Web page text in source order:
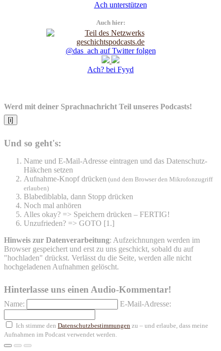
Ach unterstützen
Auch hier:
@das_ach auf Twitter folgen
Ach? bei Fyyd
Werd mit deiner Sprachnachricht Teil unseres Podcasts!
[i]
Und so geht's:
Name und E-Mail-Adresse eintragen und das Datenschutz-
Häkchen setzen
Aufnahme-Knopf drücken (und dem Browser den Mikrofonzugriff
erlauben)
Blabediblabla, dann Stopp drücken
Noch mal anhören
Alles okay? => Speichern drücken – FERTIG!
Unzufrieden? => GOTO [1.]
Hinweis zur Datenverarbeitung: Aufzeichnungen werden im
Browser gespeichert und erst zu uns geschickt, sobald du auf
"hochladen" drückst. Verlässt du die Seite, werden alle nicht
hochgeladenen Aufnahmen gelöscht.
Hinterlasse uns einen Audio-Kommentar!
Name: E-Mail-Adresse:
Ich stimme den Datenschutzbestimmungen zu – und erlaube, dass meine
Aufnahmen im Podcast verwendet werden.